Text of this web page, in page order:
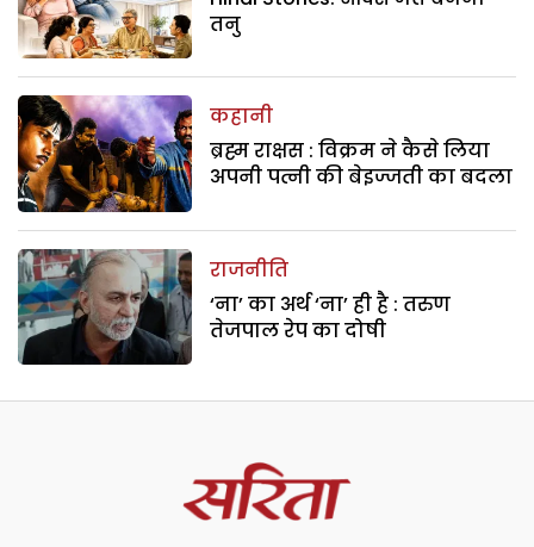
तनु
कहानी
ब्रह्म राक्षस : विक्रम ने कैसे लिया
अपनी पत्नी की बेइज्जती का बदला
राजनीति
‘ना’ का अर्थ ‘ना’ ही है : तरुण
तेजपाल रेप का दोषी